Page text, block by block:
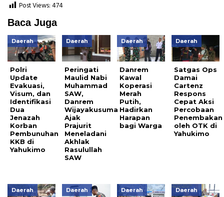
Post Views:474
Baca Juga
Daerah
Polri
Update
Evakuasi,
Visum, dan
Identifikasi
Dua
Jenazah
Korban
Pembunuhan
KKB di
Yahukimo
Daerah
Peringati
Maulid Nabi
Muhammad
SAW,
Danrem
Wijayakusuma
Ajak
Prajurit
Meneladani
Akhlak
Rasulullah
SAW
Daerah
Danrem
Kawal
Koperasi
Merah
Putih,
Hadirkan
Harapan
bagi Warga
Daerah
Satgas Ops
Damai
Cartenz
Respons
Cepat Aksi
Percobaan
Penembakan
oleh OTK di
Yahukimo
Daerah Daerah Daerah Daerah